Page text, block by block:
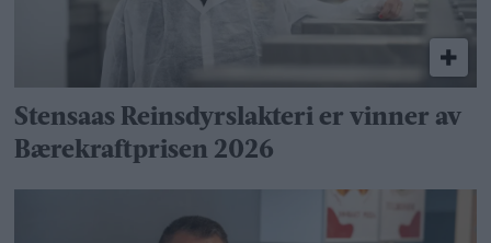
Stensaas Reinsdyrslakteri er vinner av
Bærekraftprisen 2026